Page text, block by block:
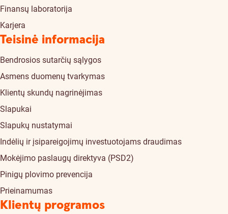
Finansų laboratorija
Karjera
Teisinė informacija
Bendrosios sutarčių sąlygos
Asmens duomenų tvarkymas
Klientų skundų nagrinėjimas
Slapukai
Slapukų nustatymai
Indėlių ir įsipareigojimų investuotojams draudimas
Mokėjimo paslaugų direktyva (PSD2)
Pinigų plovimo prevencija
Prieinamumas
Klientų programos